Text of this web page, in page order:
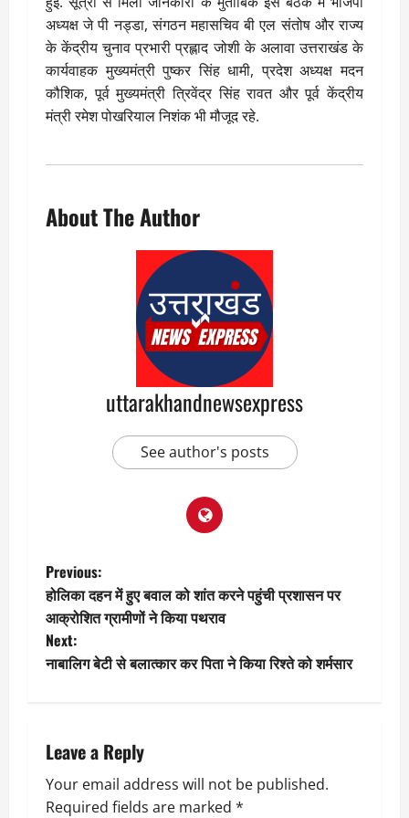
अध्यक्ष जे पी नड्डा, संगठन महासचिव बी एल संतोष और राज्य
के केंद्रीय चुनाव प्रभारी प्रह्लाद जोशी के अलावा उत्तराखंड के
कार्यवाहक मुख्यमंत्री पुष्कर सिंह धामी, प्रदेश अध्यक्ष मदन
कौशिक, पूर्व मुख्यमंत्री त्रिवेंद्र सिंह रावत और पूर्व केंद्रीय
मंत्री रमेश पोखरियाल निशंक भी मौजूद रहे.
About The Author
uttarakhandnewsexpress
See author's posts
P
o
s
a
v
Previous:
होलिका दहन में हुए बवाल को शांत करने पहुंची प्रशासन पर
आक्रोशित ग्रामीणों ने किया पथराव
Next:
नाबालिग बेटी से बलात्कार कर पिता ने किया रिश्ते को शर्मसार
Leave a Reply
Your email address will not be published.
Required fields are marked *